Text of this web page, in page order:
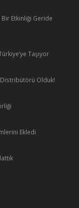
Etkinliği Geride
Taşıyor
Distribütörü Olduk!
Ekledi